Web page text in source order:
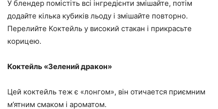
У блендер помістіть всі інгредієнти змішайте, потім
додайте кілька кубиків льоду і змішайте повторно.
Перелийте Коктейль у високий стакан і прикрасьте
корицею.
Коктейль «Зелений дракон»
Цей коктейль теж є «лонгом», він отичается приємним
м’ятним смаком і ароматом.